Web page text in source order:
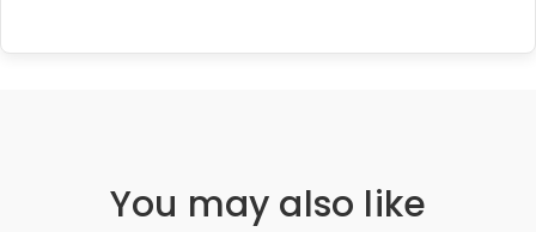
You may also like